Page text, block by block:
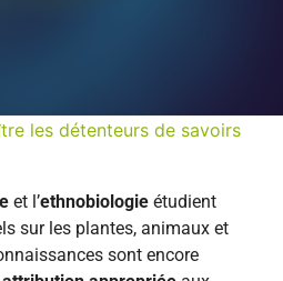
les détenteurs de savoirs
et l’ethnobiologie étudient
sur les plantes, animaux et
sont encore